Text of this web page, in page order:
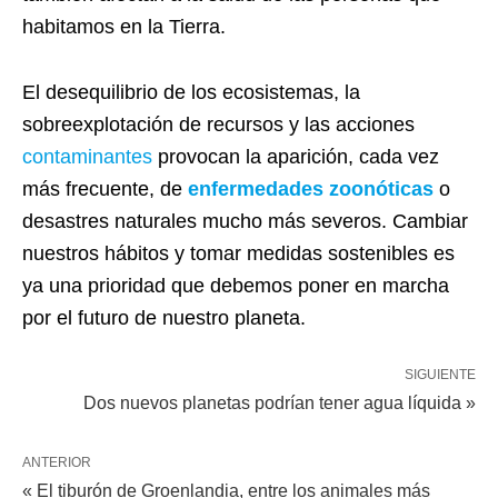
habitamos en la Tierra.
El desequilibrio de los ecosistemas, la
sobreexplotación de recursos y las acciones
contaminantes provocan la aparición, cada vez
más frecuente, de enfermedades zoonóticas o
desastres naturales mucho más severos. Cambiar
nuestros hábitos y tomar medidas sostenibles es
ya una prioridad que debemos poner en marcha
por el futuro de nuestro planeta.
SIGUIENTE
Dos nuevos planetas podrían tener agua líquida »
ANTERIOR
« El tiburón de Groenlandia, entre los animales más